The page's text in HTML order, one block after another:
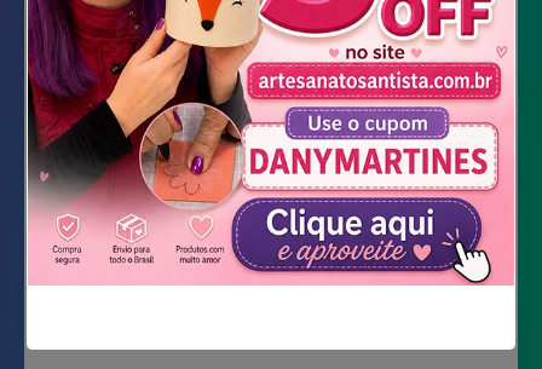
Cola quente
Pincel
Video Completo